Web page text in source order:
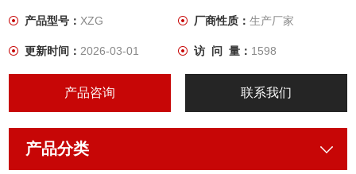
产品型号：XZG 厂商性质： 生产厂家
更新时间：2026-03-01 访 问 量： 1598
产品咨询 联系我们
产品分类